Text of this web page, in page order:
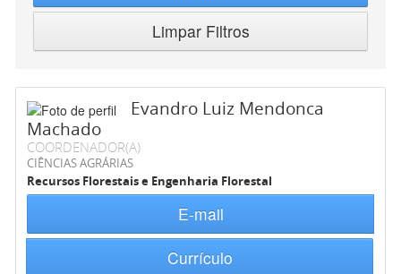
Limpar Filtros
Evandro Luiz Mendonca
Machado
COORDENADOR(A)
CIÊNCIAS AGRÁRIAS
Recursos Florestais e Engenharia Florestal
E-mail
Currículo